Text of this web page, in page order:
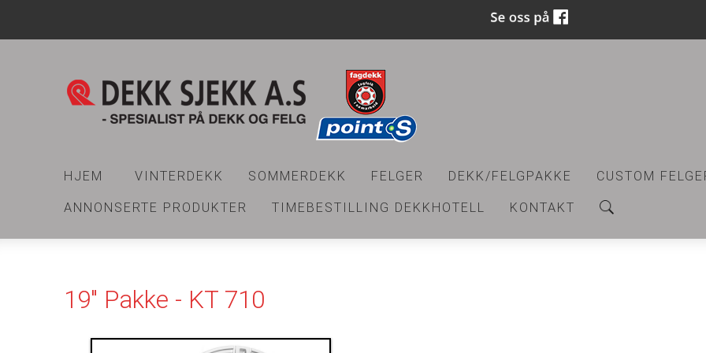
HJEM VINTERDEKK SOMMERDEKK FELGER DEKK/FELGPAKKE CUSTOM
ANNONSERTE PRODUKTER TIMEBESTILLING DEKKHOTELL KONTAKT
19" Pakke - KT 710